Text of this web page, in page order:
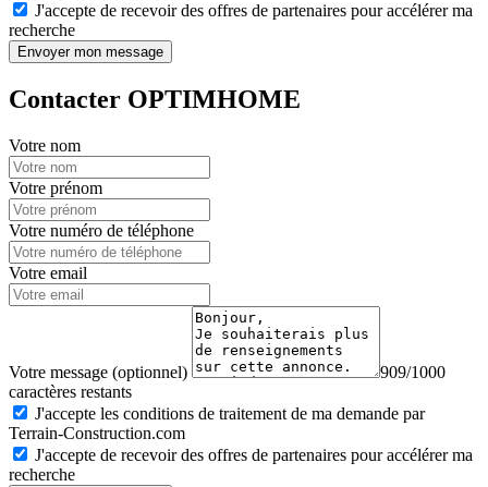
J'accepte de recevoir des offres de partenaires pour accélérer ma
recherche
Envoyer mon message
Contacter OPTIMHOME
Votre nom
Votre prénom
Votre numéro de téléphone
Votre email
Votre message (optionnel)
909/1000
caractères restants
J'accepte les conditions de traitement de ma demande par
Terrain-Construction.com
J'accepte de recevoir des offres de partenaires pour accélérer ma
recherche